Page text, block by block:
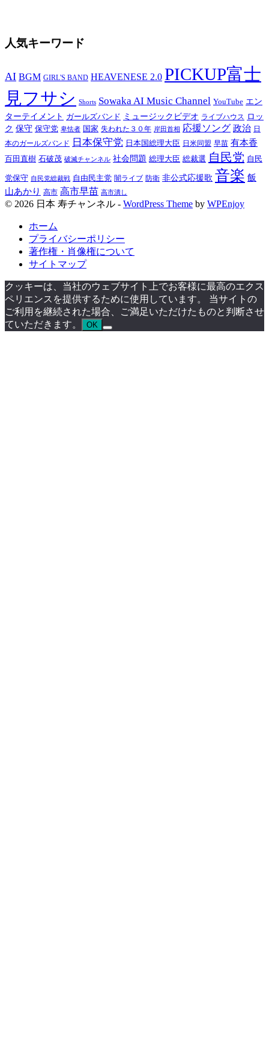
人気キーワード
AI BGM GIRL'S BAND HEAVENESE 2.0 PICKUP富士
見フサシ Shorts Sowaka AI Music Channel YouTube エン
ターテイメント ガールズバンド ミュージックビデオ ライブハウス ロッ
ク 保守 保守党 卑怯者 国家 失われた３０年 岸田首相 応援ソング 政治 日
本のガールズバンド
日本保守党 日本国総理大臣 日米同盟 早苗 有本香
百田直樹 石破茂 破滅チャンネル 社会問題 総理大臣 総裁選 自民党 自民
党保守 自民党総裁戦 自由民主党 闇ライブ 防衛 非公式応援歌 音楽 飯
山あかり 高市 高市早苗 高市潰し
© 2026 日本 寿チャンネル - WordPress Theme by WPEnjoy
ホーム
プライバシーポリシー
著作権・肖像権について
サイトマップ
クッキーは、当社のウェブサイト上でお客様に最高のエクス
ペリエンスを提供するために使用しています。 当サイトの
ご利用を継続された場合、ご満足いただけたものと判断させ
ていただきます。
OK